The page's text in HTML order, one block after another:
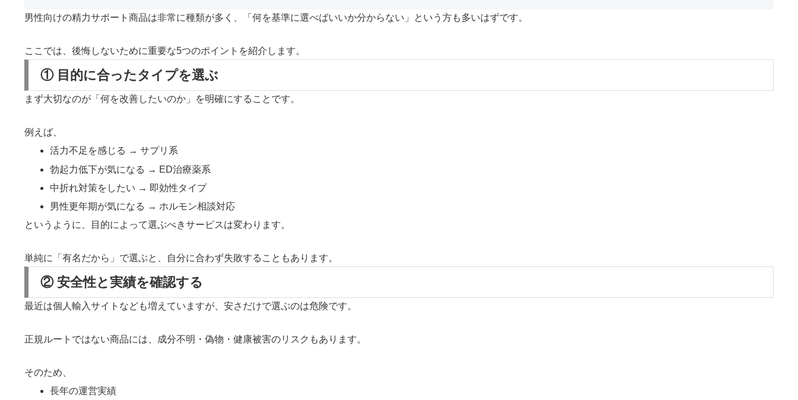
男性向けの精力サポート商品は非常に種類が多く、「何を基準に選べばいいか分からない」という方も多いはずです。
ここでは、後悔しないために重要な5つのポイントを紹介します。
① 目的に合ったタイプを選ぶ
まず大切なのが「何を改善したいのか」を明確にすることです。
例えば、
活力不足を感じる → サプリ系
勃起力低下が気になる → ED治療薬系
中折れ対策をしたい → 即効性タイプ
男性更年期が気になる → ホルモン相談対応
というように、目的によって選ぶべきサービスは変わります。
単純に「有名だから」で選ぶと、自分に合わず失敗することもあります。
② 安全性と実績を確認する
最近は個人輸入サイトなども増えていますが、安さだけで選ぶのは危険です。
正規ルートではない商品には、成分不明・偽物・健康被害のリスクもあります。
そのため、
長年の運営実績